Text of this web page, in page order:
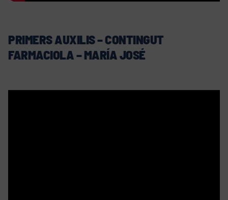
PRIMERS AUXILIS – CONTINGUT
FARMACIOLA – MARÍA JOSÉ